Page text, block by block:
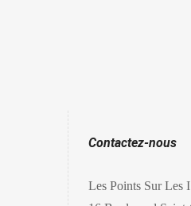
Contactez-nous
Les Points Sur Les I